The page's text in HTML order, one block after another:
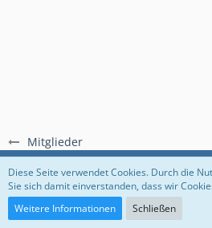
Mitglieder
Regeln Datenschutzerklärung
Community-Software:
Diese Seite verwendet Cookies. Durch die
Sie sich damit einverstanden, dass wir
Weitere Informationen
Schließen